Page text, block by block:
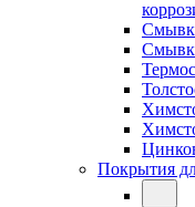
Покрытия